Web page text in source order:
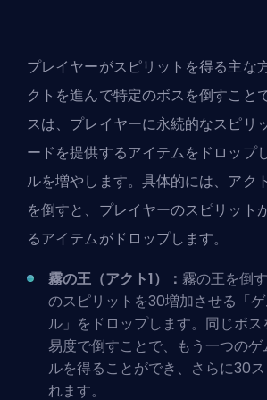
プレイヤーがスピリットを得る主な
クトを進んで特定のボスを倒すこと
スは、プレイヤーに永続的なスピリ
ードを提供するアイテムをドロップ
ルを増やします。具体的には、アク
を倒すと、プレイヤーのスピリット
るアイテムがドロップします。
霧の王（アクト1）： 霧の王を倒
のスピリットを30増加させる「
ル」をドロップします。同じボ
易度で倒すことで、もう一つの
ルを得ることができ、さらに30
れます。